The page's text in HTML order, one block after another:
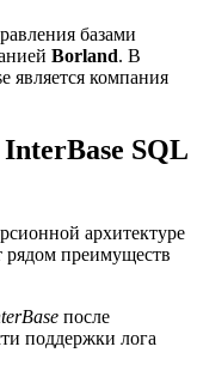
базами
Borland. В
является компания
SQL
архитектуре
рядом преимуществ
после
поддержки лога